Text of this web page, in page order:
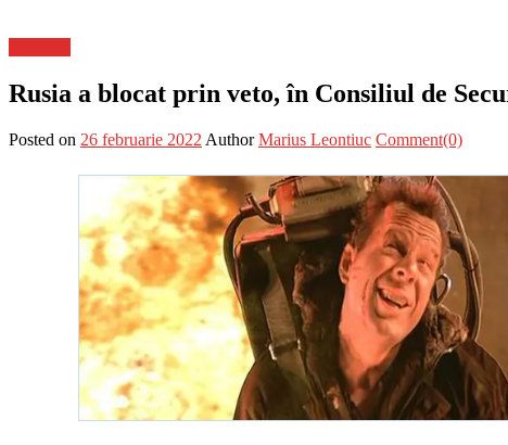
Rusia a blocat prin veto, în Consiliul de
Posted on 26 februarie 2022 Author Marius Leontiuc Comment(0)